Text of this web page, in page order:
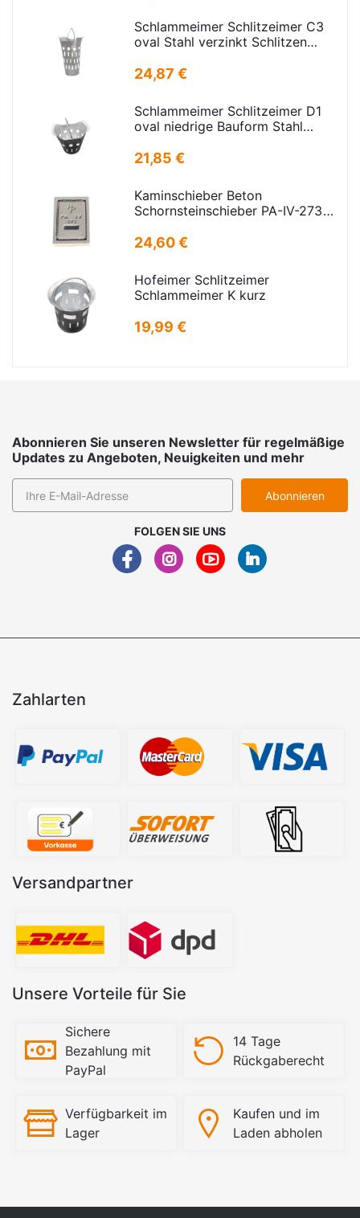
Schlammeimer Schlitzeimer C3
oval Stahl verzinkt Schlitzen
24,87 €
Schlammeimer Schlitzeimer D1
oval niedrige Bauform Stahl
D=395mm
21,85 €
Kaminschieber Beton
Schornsteinschieber PA-IV-273
16,5x24,5cm
24,60 €
Hofeimer Schlitzeimer
Schlammeimer K kurz
19,99 €
Abonnieren Sie unseren Newsletter für regelmäßige
Updates zu Angeboten, Neuigkeiten und mehr
Abonnieren
FOLGEN SIE UNS
Zahlarten
Versandpartner
Unsere Vorteile für Sie
Sichere
Bezahlung mit
PayPal
14 Tage
Rückgaberecht
Verfügbarkeit im
Lager
Kaufen und im
Laden abholen